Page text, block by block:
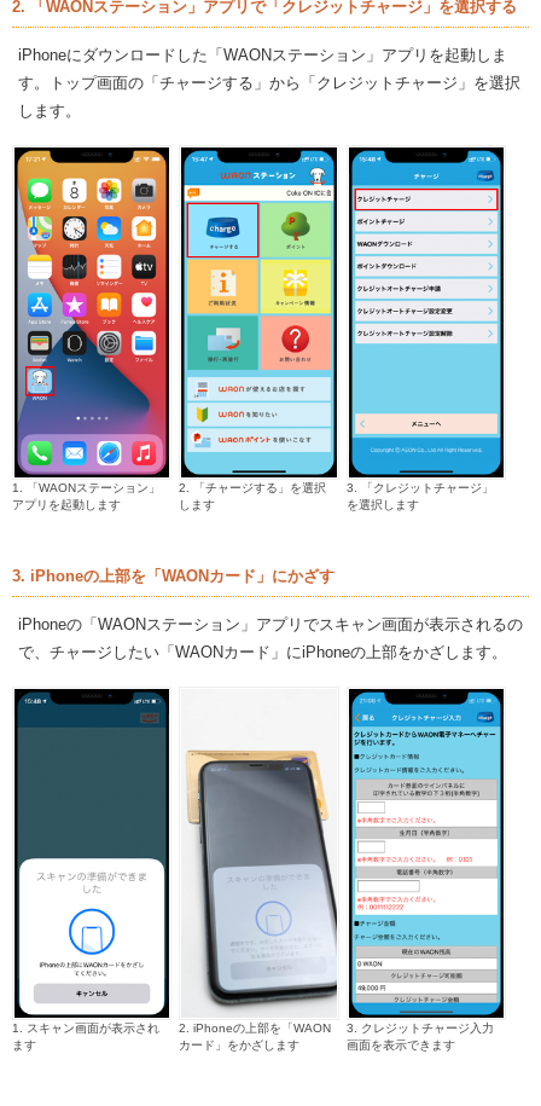
2. 「WAONステーション」アプリで「クレジットチャージ」を選択する
iPhoneにダウンロードした「WAONステーション」アプリを起動しま
す。トップ画面の「チャージする」から「クレジットチャージ」を選択
します。
1. 「WAONステーション」
アプリを起動します
2. 「チャージする」を選択
します
3. 「クレジットチャージ」
を選択します
3. iPhoneの上部を「WAONカード」にかざす
iPhoneの「WAONステーション」アプリでスキャン画面が表示されるの
で、チャージしたい「WAONカード」にiPhoneの上部をかざします。
1. スキャン画面が表示され
ます
2. iPhoneの上部を「WAON
カード」をかざします
3. クレジットチャージ入力
画面を表示できます